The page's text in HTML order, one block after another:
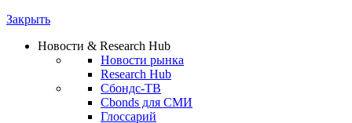
Закрыть
Новости & Research Hub
Новости рынка
Research Hub
Сбондс-ТВ
Cbonds для СМИ
Глоссарий